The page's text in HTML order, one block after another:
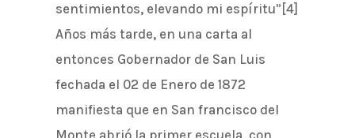
sentimientos, elevando mi espíritu”[4]
Años más tarde, en una carta al
entonces Gobernador de San Luis
fechada el 02 de Enero de 1872
manifiesta que en San francisco del